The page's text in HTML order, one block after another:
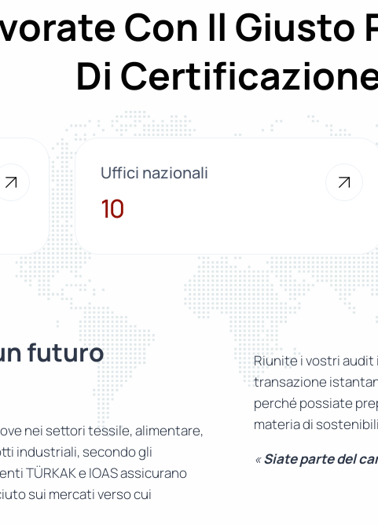
Con Il Giusto
Di
Uffici nazionali
10
10
futuro
nei settori tessile, alimentare,
industriali, secondo gli
TÜRKAK e IOAS assicurano
sui mercati verso cui
Riunite i vostri
transazione
perché possiate
materia di
«Siate parte del